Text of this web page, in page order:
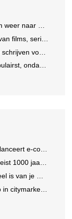
de bioscoop
vaak versnipperd
de Mercurs 2026
alternatieven
voor koffieliefhebbers
tijd naar 'Hemastein'
merkstrategie
citymarketing